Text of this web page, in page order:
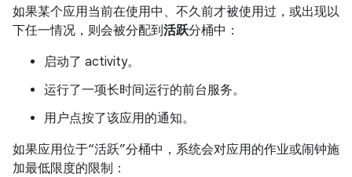
如果某个应用当前在使用中、不久前才被使用过，或出现以
下任一情况，则会被分配到活跃分桶中：
启动了 activity。
运行了一项长时间运行的前台服务。
用户点按了该应用的通知。
如果应用位于“活跃”分桶中，系统会对应用的作业或闹钟施
加最低限度的限制：